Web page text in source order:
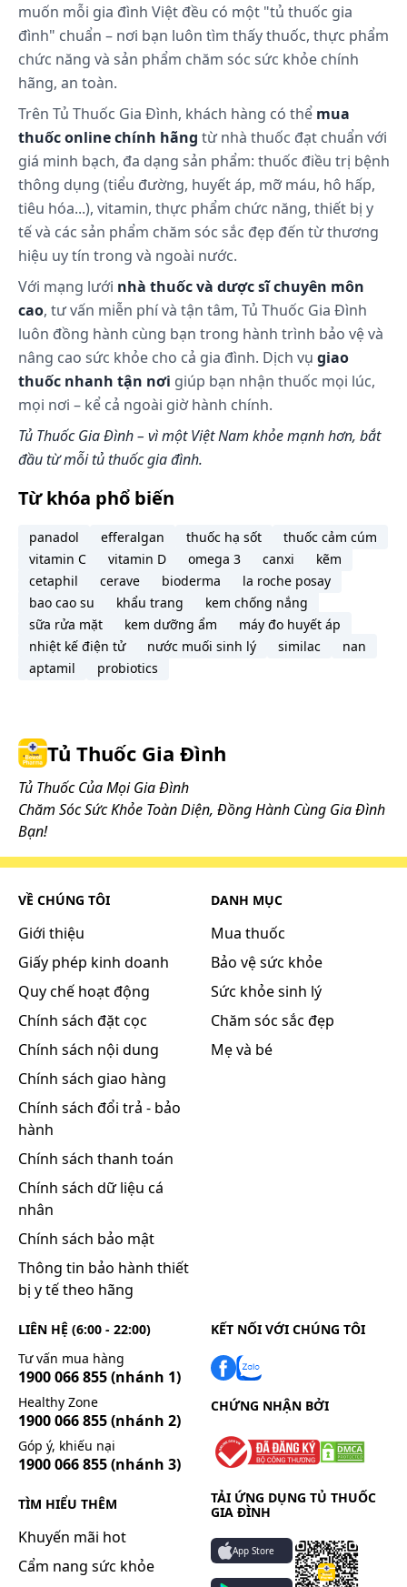
muốn mỗi gia đình Việt đều có một "tủ thuốc gia
đình" chuẩn – nơi bạn luôn tìm thấy thuốc, thực phẩm
chức năng và sản phẩm chăm sóc sức khỏe chính
hãng, an toàn.
Trên Tủ Thuốc Gia Đình, khách hàng có thể mua
thuốc online chính hãng từ nhà thuốc đạt chuẩn với
giá minh bạch, đa dạng sản phẩm: thuốc điều trị bệnh
thông dụng (tiểu đường, huyết áp, mỡ máu, hô hấp,
tiêu hóa...), vitamin, thực phẩm chức năng, thiết bị y
tế và các sản phẩm chăm sóc sắc đẹp đến từ thương
hiệu uy tín trong và ngoài nước.
Với mạng lưới nhà thuốc và dược sĩ chuyên môn
cao, tư vấn miễn phí và tận tâm, Tủ Thuốc Gia Đình
luôn đồng hành cùng bạn trong hành trình bảo vệ và
nâng cao sức khỏe cho cả gia đình. Dịch vụ giao
thuốc nhanh tận nơi giúp bạn nhận thuốc mọi lúc,
mọi nơi – kể cả ngoài giờ hành chính.
Tủ Thuốc Gia Đình – vì một Việt Nam khỏe mạnh hơn, bắt
đầu từ mỗi tủ thuốc gia đình.
Từ khóa phổ biến
panadol efferalgan thuốc hạ sốt
thuốc cảm cúm
vitamin C
vitamin D omega 3 canxi
kẽm
cetaphil
cerave bioderma
la roche posay
bao cao su
khẩu trang
kem chống nắng
sữa rửa mặt
kem dưỡng ẩm
máy đo huyết áp
nhiệt kế điện tử
nước muối sinh lý similac
nan
aptamil
probiotics
Tủ Thuốc Gia Đình
Tủ Thuốc Của Mọi Gia Đình
Chăm Sóc Sức Khỏe Toàn Diện, Đồng Hành Cùng Gia Đình
Bạn!
VỀ CHÚNG TÔI
Giới thiệu
Giấy phép kinh doanh
Quy chế hoạt động
Chính sách đặt cọc
Chính sách nội dung
Chính sách giao hàng
Chính sách đổi trả - bảo
hành
Chính sách thanh toán
Chính sách dữ liệu cá
nhân
Chính sách bảo mật
Thông tin bảo hành thiết
bị y tế theo hãng
DANH MỤC
Mua thuốc
Bảo vệ sức khỏe
Sức khỏe sinh lý
Chăm sóc sắc đẹp
Mẹ và bé
LIÊN HỆ (6:00 - 22:00)
Tư vấn mua hàng
1900 066 855(nhánh 1)
Healthy Zone
1900 066 855(nhánh 2)
Góp ý, khiếu nại
1900 066 855(nhánh 3)
TÌM HIỂU THÊM
Khuyến mãi hot
Cẩm nang sức khỏe
KẾT NỐI VỚI CHÚNG TÔI
CHỨNG NHẬN BỞI
TẢI ỨNG DỤNG TỦ THUỐC
GIA ĐÌNH
App Store